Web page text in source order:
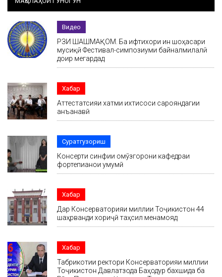
Видео
РӮЗИ ШАШМАҚОМ. Ба ифтихори ин шоҳасари
мусиқӣ Фестивал-симпозиуми байналмилалӣ
доир мегардад
Хабар
Аттестатсияи хатми ихтисоси сарояндагии
анъанавӣ
Суратгузориш
Консерти синфии омӯзгорони кафедраи
фортепианои умумӣ
Хабар
Дар Консерваторияи миллии Тоҷикистон 44
шаҳрванди хориҷӣ таҳсил менамояд
Хабар
Табрикотии ректори Консерваторияи миллии
Тоҷикистон Давлатзода Баҳодур бахшида ба